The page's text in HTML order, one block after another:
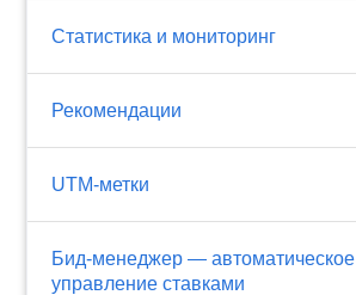
Статистика и мониторинг
Рекомендации
UTM-метки
Бид-менеджер — автоматическое
управление ставками